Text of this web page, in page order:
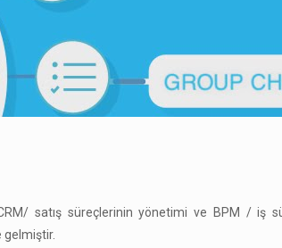
CRM/ satış süreçlerinin yönetimi ve BPM / iş
gelmiştir.